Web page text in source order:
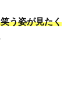
う姿が見たく